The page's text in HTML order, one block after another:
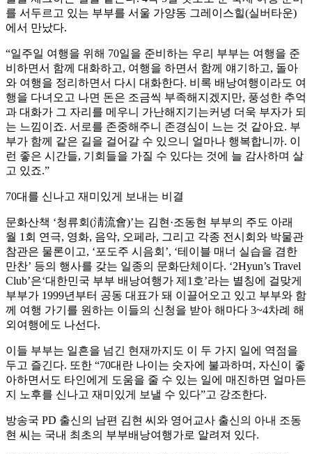
를 서두르고 있는 부부를 서울 가양동 그레이스힐(실버타운)
에서 만났다.
“일주일 여행을 위해 70일을 준비하는 우리 부부는 여행을 준
비하면서 함께 대화하고, 여행을 하면서 함께 얘기하고, 돌아
와 여행을 정리하면서 다시 대화한다. 비록 배낭여행이라도 여
행을 다녀오고 나면 돈은 조금씩 부족해지겠지만, 풍성한 추억
과 대화가 그 자리를 메우니 가난해지기는커녕 더욱 부자가 되
는 느낌이죠. 서로를 존중해주니 존경심이 느는 것 같아요. 부
부가 함께 같은 길을 걸어갈 수 있으니 얼마나 행복합니까. 이
런 좋은 시간들, 기회들을 가질 수 있다는 것에 늘 감사하며 살
고 있죠.”
70대를 신나고 재미있게 보내는 비결
문화산책 ‘청류회(淸流會)’는 김현·조동현 부부의 주도 아래
월 1회 연극, 영화, 음악, 오페라, 그리고 각종 전시회와 박물관
참관은 물론이고, ‘포도주 시음회’, ‘테이블 매너 실습을 겸한
만찬’ 등의 행사를 갖는 일종의 문화단체이다. ‘2Hyun’s Travel
Club’은‘대한민국 부부 배낭여행가 제1호’라는 별칭에 걸맞게
부부가 1999년부터 공동 대표가 돼 이끌어오고 있고 부부와 함
께 여행 가기를 원하는 이들의 신청을 받아 해마다 3~4차례 해
외여행에도 나선다.
이들 부부는 일흔을 넘긴 현재까지도 이 두 가지 일에 역점을
두고 즐긴다. 또한 “70대란 나이는 숫자에 불과하며, 자신이 좋
아하면서도 타인에게 도움을 줄 수 있는 일에 매진하면 얼마든
지 노후를 신나고 재미있게 보낼 수 있다”고 강조한다.
방송국 PD 출신의 남편 김현 씨와 영어교사 출신의 아내 조동
현 씨는 국내 최초의 부부배낭여행가로 알려져 있다.